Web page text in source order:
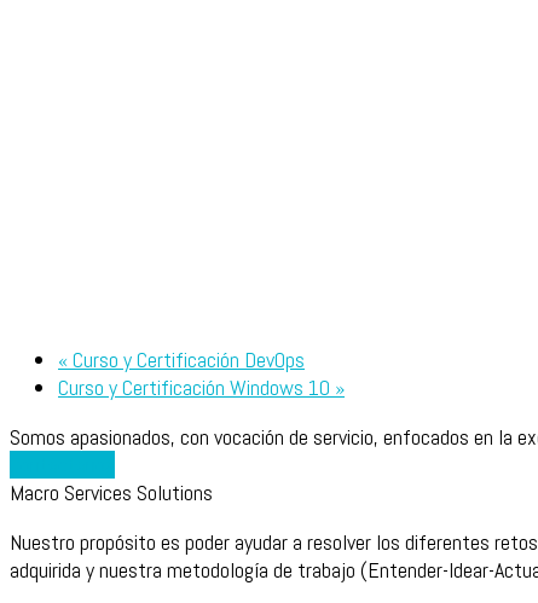
«Curso y Certificación DevOps
Curso y Certificación Windows 10 »
Somos apasionados, con vocación de servicio, enfocados en la
Macro Services Solutions
Nuestro propósito es poder ayudar a resolver los diferentes
adquirida y nuestra metodología de trabajo (Entender-Idear-